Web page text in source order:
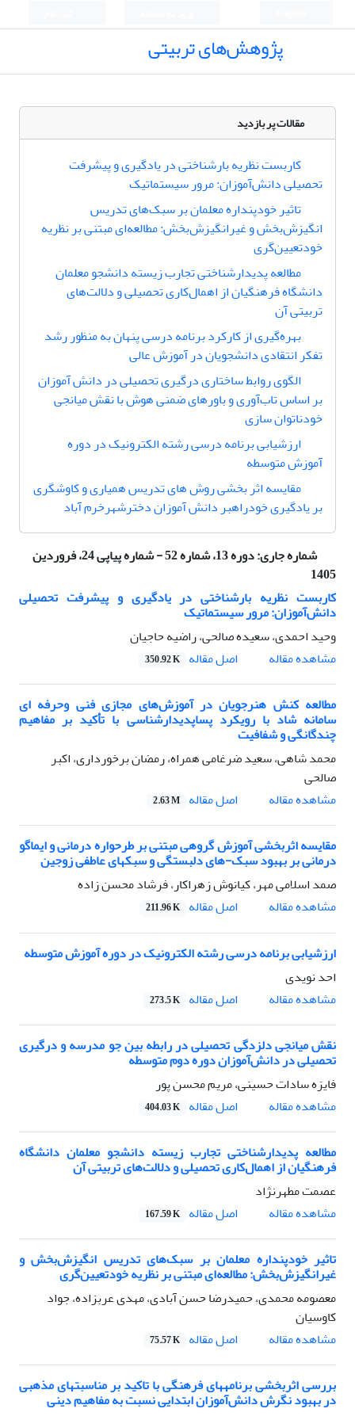
پژوهش‌های تربیتی
مقالات پر بازدید
کاربست نظریه بار‌شناختی در یادگیری و پیشرفت
تحصیلی دانش‌آموزان: مرور سیستماتیک
تاثیر خودپنداره معلمان بر سبک‌های تدریس
انگیزش‌بخش و غیرانگیزش‌بخش: مطالعه‌ای مبتنی بر نظریه
خودتعیین‌گری
مطالعه پدیدارشناختی تجارب زیسته دانشجو معلمان
دانشگاه فرهنگیان از اهمال‌کاری تحصیلی و دلالت‌های
تربیتی آن
بهره‌گیری از کارکرد برنامه درسی پنهان به منظور رشد
تفکر انتقادی دانشجویان در آموزش عالی
الگوی روابط ساختاری درگیری تحصیلی در دانش آموزان
بر اساس تاب‌آوری و باورهای ضمنی هوش با نقش میانجی
خودناتوان سازی
ارزشیابی برنامه‌ درسی رشته الکترونیک در دوره
آموزش متوسطه
مقایسه اثر بخشی روش های تدریس همیاری و کاوشگری
بر یادگیری خودراهبر دانش آموزان دخترشهرخرم آباد
شماره جاری:
دوره 13، شماره 52 - شماره پیاپی 24، فروردین
1405
کاربست نظریه بار‌شناختی در یادگیری و پیشرفت تحصیلی
دانش‌آموزان: مرور سیستماتیک
وحید احمدی، سعیده صالحی، راضیه حاجیان
مشاهده مقاله
اصل مقاله 350.92 K
مطالعه کنش هنرجویان در آموزش‌های مجازی فنی وحرفه ای
سامانه شاد با رویکرد پساپدیدارشناسی با تأکید بر مفاهیم
چندگانگی و شفافیت
محمد شاهی، سعید ضرغامی همراه، رمضان برخورداری، اکبر
صالحی
مشاهده مقاله
اصل مقاله 2.63 M
مقایسه اثربخشی آموزش گروهی مبتنی بر طرحواره درمانی و ایماگو
درمانی بر بهبود سبک-های دلبستگی و سبکهای عاطفی زوجین
صمد اسلامی مهر، کیانوش زهراکار، فرشاد محسن زاده
مشاهده مقاله
اصل مقاله 211.96 K
ارزشیابی برنامه‌ درسی رشته الکترونیک در دوره آموزش متوسطه
احد نویدی
مشاهده مقاله
اصل مقاله 273.5 K
نقش میانجی دلزدگی تحصیلی در رابطه بین جو مدرسه و درگیری
تحصیلی در دانش‌آموزان دوره دوم متوسطه
فایزه سادات حسینی، مریم محسن پور
مشاهده مقاله
اصل مقاله 404.03 K
مطالعه پدیدارشناختی تجارب زیسته دانشجو معلمان دانشگاه
فرهنگیان از اهمال‌کاری تحصیلی و دلالت‌های تربیتی آن
عصمت مطهرنژاد
مشاهده مقاله
اصل مقاله 167.59 K
تاثیر خودپنداره معلمان بر سبک‌های تدریس انگیزش‌بخش و
غیرانگیزش‌بخش: مطالعه‌ای مبتنی بر نظریه خودتعیین‌گری
معصومه محمدی، حمیدرضا حسن آبادی، مهدی عربزاده، جواد
کاوسیان
مشاهده مقاله
اصل مقاله 75.57 K
بررسی اثربخشی برنامههای فرهنگی با تاکید بر مناسبتهای مذهبی
در بهبود نگرش دانش‌آموزان ابتدایی نسبت به مفاهیم دینی